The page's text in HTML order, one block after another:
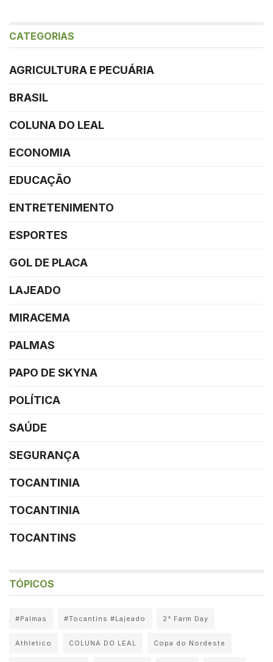
CATEGORIAS
AGRICULTURA E PECUÁRIA
BRASIL
COLUNA DO LEAL
ECONOMIA
EDUCAÇÃO
ENTRETENIMENTO
ESPORTES
GOL DE PLACA
LAJEADO
MIRACEMA
PALMAS
PAPO DE SKYNA
POLÍTICA
SAÚDE
SEGURANÇA
TOCANTINIA
TOCANTINIA
TOCANTINS
TÓPICOS
#Palmas #Tocantins #Lajeado 2° Farm Day
Athletico COLUNA DO LEAL Copa do Nordeste